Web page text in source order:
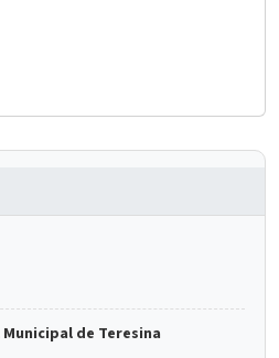
de Teresina